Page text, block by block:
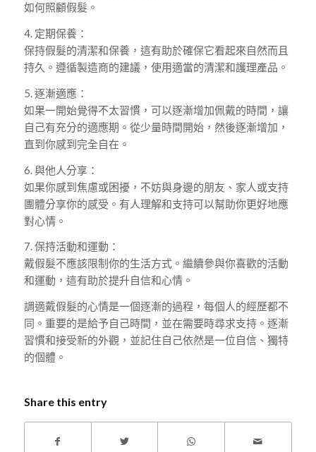
如何照顧假髮。
4. 定期保養：
保持假髮的清潔和保養，這有助於確保它看起來自然而且
持久。遵循製造商的建議，使用適當的清潔和護理產品。
5. 逐漸適應：
如果一開始覺得不太習慣，可以逐漸增加佩戴的時間，讓
自己有充分的適應期。從少量時間開始，然後逐漸增加，
直到你感到完全自在。
6. 與他人分享：
如果你感到焦慮或困擾，不妨與身邊的朋友、家人或支持
團體分享你的感受。有人理解和支持可以幫助你更好地應
對心情。
7. 保持活動和運動：
戴假髮不應該限制你的生活方式。繼續參與你喜歡的活動
和運動，這有助於提升自信和心情。
調適戴假髮的心情是一個逐漸的過程，每個人的經歷都不
同。重要的是給予自己時間，並在需要時尋求支持。逐漸
習慣和接受新的外觀，並記住自己依然是一位自信、獨特
的個體。
Share this entry